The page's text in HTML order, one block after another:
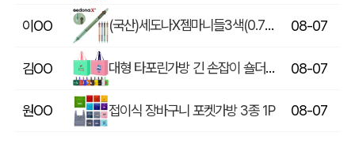
김OO 대형 타포린가방 긴 손잡이 숄더가능(11color) (420x400x250mm) 08-07
원OO 접이식 장바구니 포켓가방 3종 1P 08-07
송OO 타이틀리스트 VG3 3피스 6구 고급 싸바리케이스 08-07